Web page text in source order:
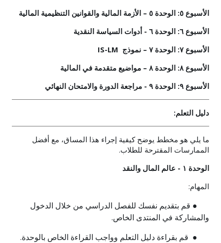
الأسبوع ٥: الوحدة ٥ –
الأزمة المالية والقوانين التنظيمية المالية
الأسبوع ٦: الوحدة ٦ -
أدوات السياسة النقدية
الأسبوع ٧: الوحدة ٧ – نموذج
IS-LM
الأسبوع ٨: الوحدة ٨ – مواضيع متقدمة في المالية
الأسبوع ٩: الوحدة ٩ - مراجعة الدورة والامتحان النهائي
دليل التعلم:
ما يلي هو مخطط يوضح كيفية إجراء هذا المساق، مع أفضل
الممارسات المقترحة للطلاب.
الوحدة ١ - عالم المال والنقد
المهام:
● قم بتقديم نفسك للفصل الدراسي من خلال الدخول
والمشاركة في المنتدى الخاص.
● قم بقراءة دليل التعلم وواجب القراءة الخاص بالوحدة.